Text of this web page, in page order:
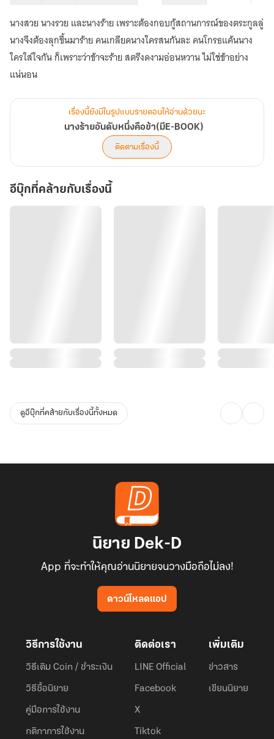
คือ
ข้า(มีE-
BOOK)
นางสวย นางรวย และนางร้าย เพราะต้องกอบกู้สถานการณ์ของตระกูลลู่
นางจึงต้องลุกขึ้นมาร้าย คนเกลียดนางใครสนกันละ คนโกรธแค้นนาง
ใครใส่ใจกัน ก็เพราะว่าข้าจะร้าย สตรีงดงามอ่อนหวาน ไม่ใช่ข้าอย่าง
แน่นอน
เรื่องนี้ยังมีในรูปแบบรายตอนให้อ่านด้วยนะ
นางร้ายอันดับหนึ่งคือข้า(มีE-BOOK)
ติดตามเรื่องนี้
อีบุ๊กที่คล้ายกับเรื่องนี้
ดูอีบุ๊กที่คล้ายกับเรื่องนี้ทั้งหมด
นิยาย Dek-D
App ที่จะทำให้คุณอ่านนิยายจนวางมือถือไม่ลง!
ดาวน์โหลดแอป
วิธีการใช้งาน
วิธีเติม Coin / ชำระเงิน
วิธีซื้อนิยาย
คู่มือการใช้งาน
กติกาการใช้งาน
ติดต่อเรา
LINE Official
Facebook
X
Tiktok
เพิ่มเติม
ข่าวสาร
เขียนนิยาย